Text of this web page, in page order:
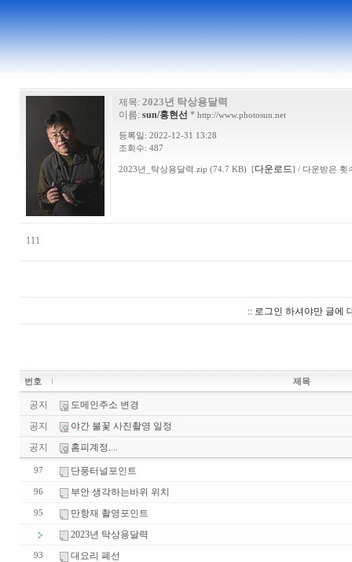
제목: 2023년 탁상용달력
이름: sun/홍현선 * http://www.photosun.net
등록일: 2022-12-31 13:28
조회수: 487
2023년_탁상용달력.zip (74.7 KB) [다운로드] / 다운받은 횟
111
:: 로그인 하셔야만 글에
번호 제목
공지
도메인주소 변경
공지
야간 불꽃 사진촬영 일정
공지
홈피계정....
97 단풍터널포인트
96 부안 생각하는바위 위치
95
만항재 촬영포인트
2023년 탁상용달력
93 대요리 폐선